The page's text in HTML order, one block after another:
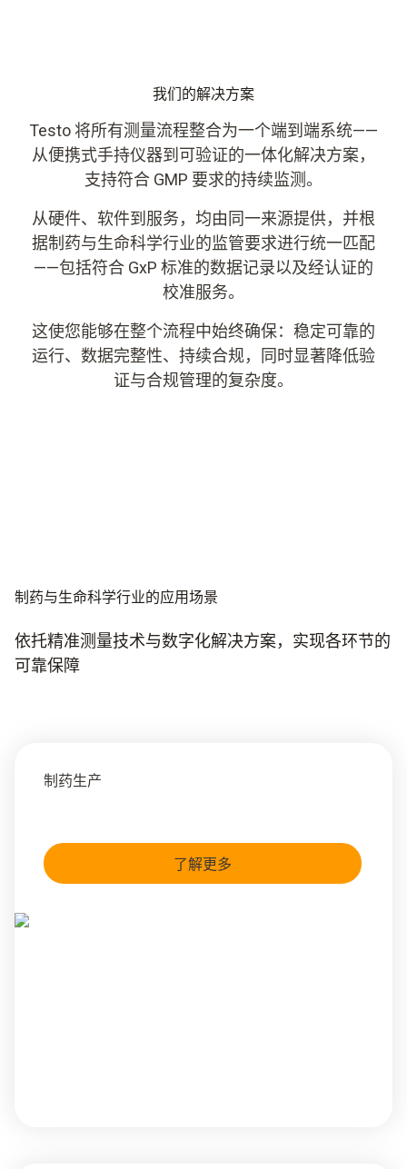
我们的解决方案
Testo 将所有测量流程整合为一个端到端系统——
从便携式手持仪器到可验证的一体化解决方案，
支持符合 GMP 要求的持续监测。
从硬件、软件到服务，均由同一来源提供，并根
据制药与生命科学行业的监管要求进行统一匹配
——包括符合 GxP 标准的数据记录以及经认证的
校准服务。
这使您能够在整个流程中始终确保：稳定可靠的
运行、数据完整性、持续合规，同时显著降低验
证与合规管理的复杂度。
制药与生命科学行业的应用场景
依托精准测量技术与数字化解决方案，实现各环节的
可靠保障
制药生产
了解更多